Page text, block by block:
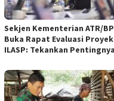
Sekjen Kementerian ATR/
Buka Rapat Evaluasi Proyek
ILASP: Tekankan Pentingnya
Anggaran